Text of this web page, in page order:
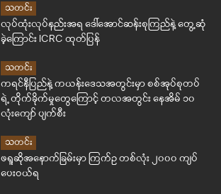
သတင်း
လုပ်ထုံးလုပ်နည်းအရ ဒေါ်အောင်ဆန်းစုကြည်နဲ့ တွေ့ဆုံ
ခဲ့ကြောင်း ICRC ထုတ်ပြန်
သတင်း
ကရင်နီပြည်နဲ့ ကယန်းဒေသအတွင်းမှာ စစ်အုပ်စုတပ်
ရဲ့ တိုက်ခိုက်မှုတွေကြောင့် တလအတွင်း နေအိမ် ၁၀
လုံးကျော် ပျက်စီး
သတင်း
ဖရူဆိုအနောက်ခြမ်းမှာ ကြက်ဥ တစ်လုံး ၂၀၀၀ ကျပ်
ပေးဝယ်ရ